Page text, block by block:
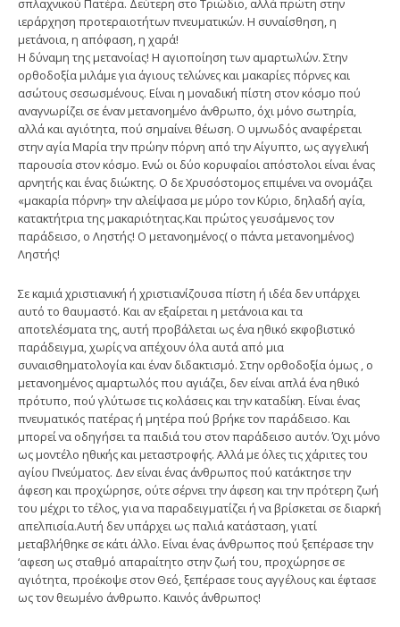
σπλαχνικού Πατέρα. Δεύτερη στο Τριώδιο, αλλά πρώτη στην
ιεράρχηση προτεραιοτήτων πνευματικών. Η συναίσθηση, η
μετάνοια, η απόφαση, η χαρά!
Η δύναμη της μετανοίας! Η αγιοποίηση των αμαρτωλών. Στην
ορθοδοξία μιλάμε για άγιους τελώνες και μακαρίες πόρνες και
ασώτους σεσωσμένους. Είναι η μοναδική πίστη στον κόσμο πού
αναγνωρίζει σε έναν μετανοημένο άνθρωπο, όχι μόνο σωτηρία,
αλλά και αγιότητα, πού σημαίνει θέωση. Ο υμνωδός αναφέρεται
στην αγία Μαρία την πρώην πόρνη από την Αίγυπτο, ως αγγελική
παρουσία στον κόσμο. Ενώ οι δύο κορυφαίοι απόστολοι είναι ένας
αρνητής και ένας διώκτης. Ο δε Χρυσόστομος επιμένει να ονομάζει
«μακαρία πόρνη» την αλείψασα με μύρο τον Κύριο, δηλαδή αγία,
κατακτήτρια της μακαριότητας.Kαι πρώτος γευσάμενος τον
παράδεισο, ο Ληστής! Ο μετανοημένος( ο πάντα μετανοημένος)
Ληστής!
Σε καμιά χριστιανική ή χριστιανίζουσα πίστη ή ιδέα δεν υπάρχει
αυτό το θαυμαστό. Και αν εξαίρεται η μετάνοια και τα
αποτελέσματα της, αυτή προβάλεται ως ένα ηθικό εκφοβιστικό
παράδειγμα, χωρίς να απέχουν όλα αυτά από μια
συναισθηματολογία και έναν διδακτισμό. Στην ορθοδοξία όμως , ο
μετανοημένος αμαρτωλός που αγιάζει, δεν είναι απλά ένα ηθικό
πρότυπο, πού γλύτωσε τις κολάσεις και την καταδίκη. Είναι ένας
πνευματικός πατέρας ή μητέρα πού βρήκε τον παράδεισο. Και
μπορεί να οδηγήσει τα παιδιά του στον παράδεισο αυτόν. Όχι μόνο
ως μοντέλο ηθικής και μεταστροφής. Αλλά με όλες τις χάριτες του
αγίου Πνεύματος. Δεν είναι ένας άνθρωπος πού κατάκτησε την
άφεση και προχώρησε, ούτε σέρνει την άφεση και την πρότερη ζωή
του μέχρι το τέλος, για να παραδειγματίζει ή να βρίσκεται σε διαρκή
απελπισία.Αυτή δεν υπάρχει ως παλιά κατάσταση, γιατί
μεταβλήθηκε σε κάτι άλλο. Είναι ένας άνθρωπος πού ξεπέρασε την
‘αφεση ως σταθμό απαραίτητο στην ζωή του, προχώρησε σε
αγιότητα, προέκοψε στον Θεό, ξεπέρασε τους αγγέλους και έφτασε
ως τον θεωμένο άνθρωπο. Καινός άνθρωπος!